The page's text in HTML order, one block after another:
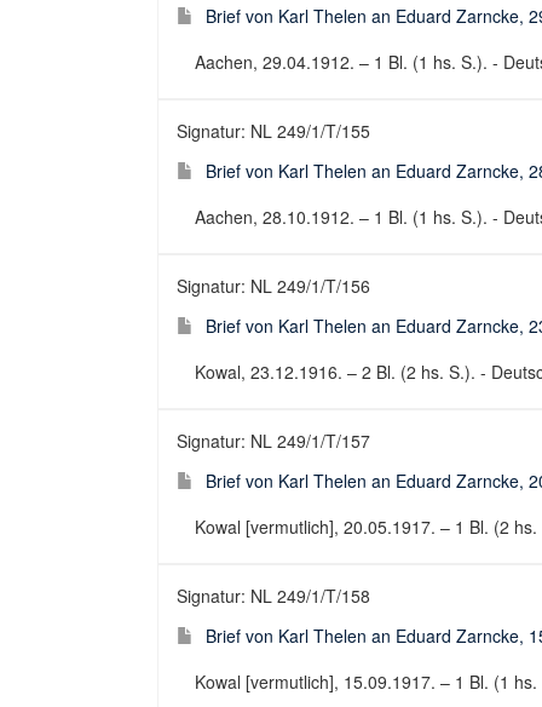
Brief von Karl Thelen an Eduard Zarncke,
Aachen, 29.04.1912. – 1 Bl. (1 hs. S.). -
Signatur: NL 249/1/T/155
Brief von Karl Thelen an Eduard Zarncke,
Aachen, 28.10.1912. – 1 Bl. (1 hs. S.). -
Signatur: NL 249/1/T/156
Brief von Karl Thelen an Eduard Zarncke,
Kowal, 23.12.1916. – 2 Bl. (2 hs. S.). -
Signatur: NL 249/1/T/157
Brief von Karl Thelen an Eduard Zarncke,
Kowal [vermutlich], 20.05.1917. – 1 Bl. (2
Signatur: NL 249/1/T/158
Brief von Karl Thelen an Eduard Zarncke,
Kowal [vermutlich], 15.09.1917. – 1 Bl. (1